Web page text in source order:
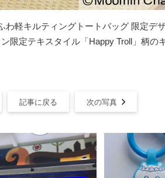
わ軽キルティングトートバッグ 限定デ
限定テキスタイル「Happy Troll」柄の
記事に戻る 次の写真